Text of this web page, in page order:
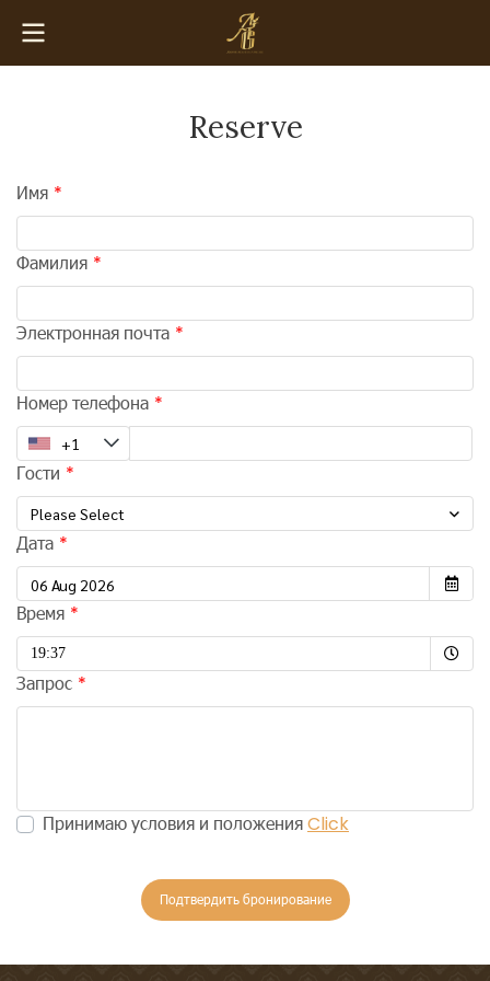
Reserve
Имя
Фамилия
Электронная почта
Номер телефона
Гости
Please Select
Дата
Время
19:37Selected time
Запрос
Принимаю условия и положенияClick
Подтвердить бронирование